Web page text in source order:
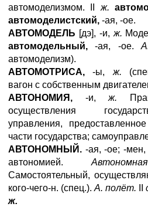
автомоделизмом. II ж.
автомоделистский, -ая, -ое.
АВТОМОДЕЛЬ [дэ], -и, ж.
автомодельный, -ая, -ое.
автомоделизм).
АВТОМОТРИСА, -ы, ж.
вагон с собственным
АВТОНОМИЯ, -и, ж.
осуществления
управления,
части государства;
АВТОНОМНЫЙ. -ая, -ое; -
автономией.
Самостоятельный,
кого-чего-н. (спец.). А. полёт.
ж.